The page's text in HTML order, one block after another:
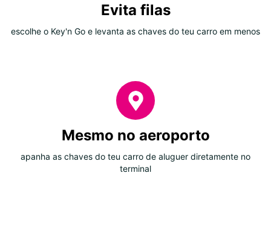
Evita filas
escolhe o Key'n Go e levanta as chaves do teu carro em menos
Mesmo no aeroporto
apanha as chaves do teu carro de aluguer diretamente no
terminal